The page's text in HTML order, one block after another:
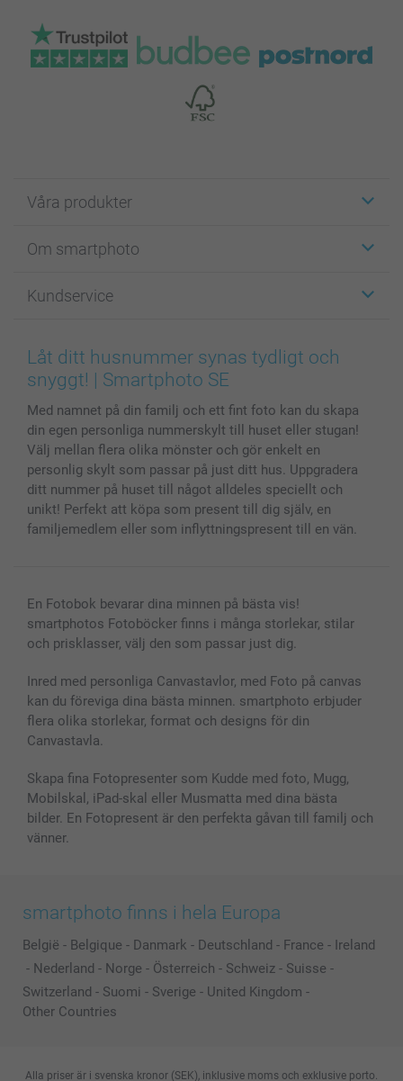
Våra produkter
Fotokort
Fotoböcker
Bilder, Fotoförstoring & Fotohäften
Skal till Mobil & Surfplatta
Fotoalmanackor & Fotoagenda
Fotoramar & Tillbehör
Presentkort
Alla fotoprodukter
Om smartphoto
För affiliates
Cookie Policy
Sitemap
Investor Relations
Kundservice
smartgaranti
smartbonus
Status på beställningar
Låt ditt husnummer synas tydligt och
snyggt! | Smartphoto SE
Med namnet på din familj och ett fint foto kan du skapa
din egen personliga nummerskylt till huset eller stugan!
Välj mellan flera olika mönster och gör enkelt en
personlig skylt som passar på just ditt hus. Uppgradera
ditt nummer på huset till något alldeles speciellt och
unikt! Perfekt att köpa som present till dig själv, en
familjemedlem eller som inflyttningspresent till en vän.
En Fotobok bevarar dina minnen på bästa vis!
smartphotos Fotoböcker finns i många storlekar, stilar
och prisklasser, välj den som passar just dig.
Inred med personliga Canvastavlor, med Foto på canvas
kan du föreviga dina bästa minnen. smartphoto erbjuder
flera olika storlekar, format och designs för din
Canvastavla.
Skapa fina Fotopresenter som Kudde med foto, Mugg,
Mobilskal, iPad-skal eller Musmatta med dina bästa
bilder. En Fotopresent är den perfekta gåvan till familj och
vänner.
smartphoto finns i hela Europa
België - Belgique - Danmark - Deutschland - France - Ireland
- Nederland - Norge - Österreich - Schweiz - Suisse -
Switzerland - Suomi - Sverige - United Kingdom -
Other Countries
Alla priser är i svenska kronor (SEK), inklusive moms och exklusive porto.